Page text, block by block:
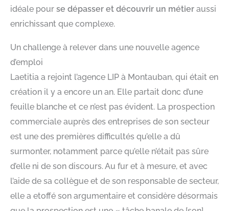
idéale pour se dépasser et découvrir un métier aussi
enrichissant que complexe.
Un challenge à relever dans une nouvelle agence
d’emploi
Laetitia a rejoint l’agence LIP à Montauban, qui était en
création il y a encore un an. Elle partait donc d’une
feuille blanche et ce n’est pas évident. La prospection
commerciale auprès des entreprises de son secteur
est une des premières difficultés qu’elle a dû
surmonter, notamment parce qu’elle n’était pas sûre
d’elle ni de son discours. Au fur et à mesure, et avec
l’aide de sa collègue et de son responsable de secteur,
elle a etoffé son argumentaire et considère désormais